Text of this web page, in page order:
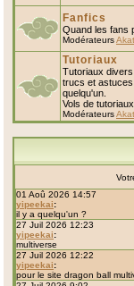
Fanfics
Quand les fans
Modérateurs
Tutoriaux
Tutoriaux
trucs et
quelqu'un.
Vols de
Modérateurs